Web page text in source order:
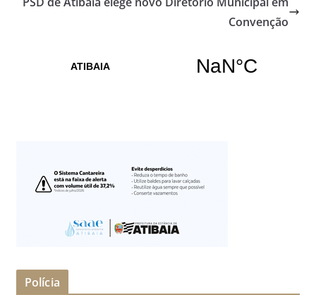
Convenção
Polícia